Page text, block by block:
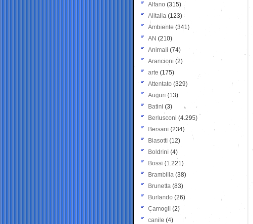
Alfano (315)
Alitalia (123)
Ambiente (341)
AN (210)
Animali (74)
Arancioni (2)
arte (175)
Attentato (329)
Auguri (13)
Batini (3)
Berlusconi (4.295)
Bersani (234)
Biasotti (12)
Boldrini (4)
Bossi (1.221)
Brambilla (38)
Brunetta (83)
Burlando (26)
Camogli (2)
canile (4)